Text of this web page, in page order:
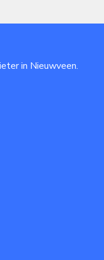
in Nieuwveen.